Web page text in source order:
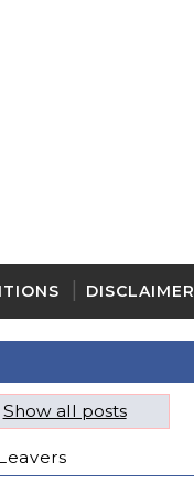
DISCLAIMER
Show all posts